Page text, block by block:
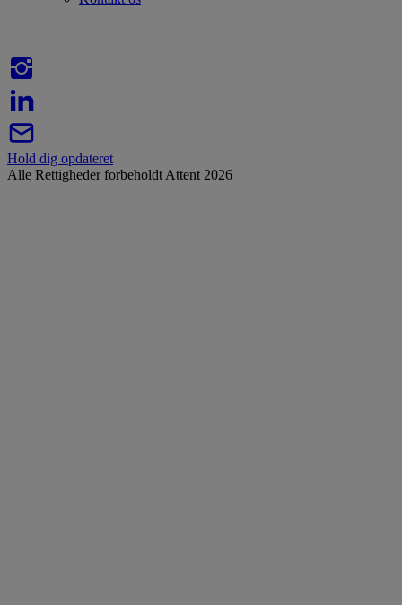
Hold dig opdateret
Alle Rettigheder forbeholdt Attent 2026